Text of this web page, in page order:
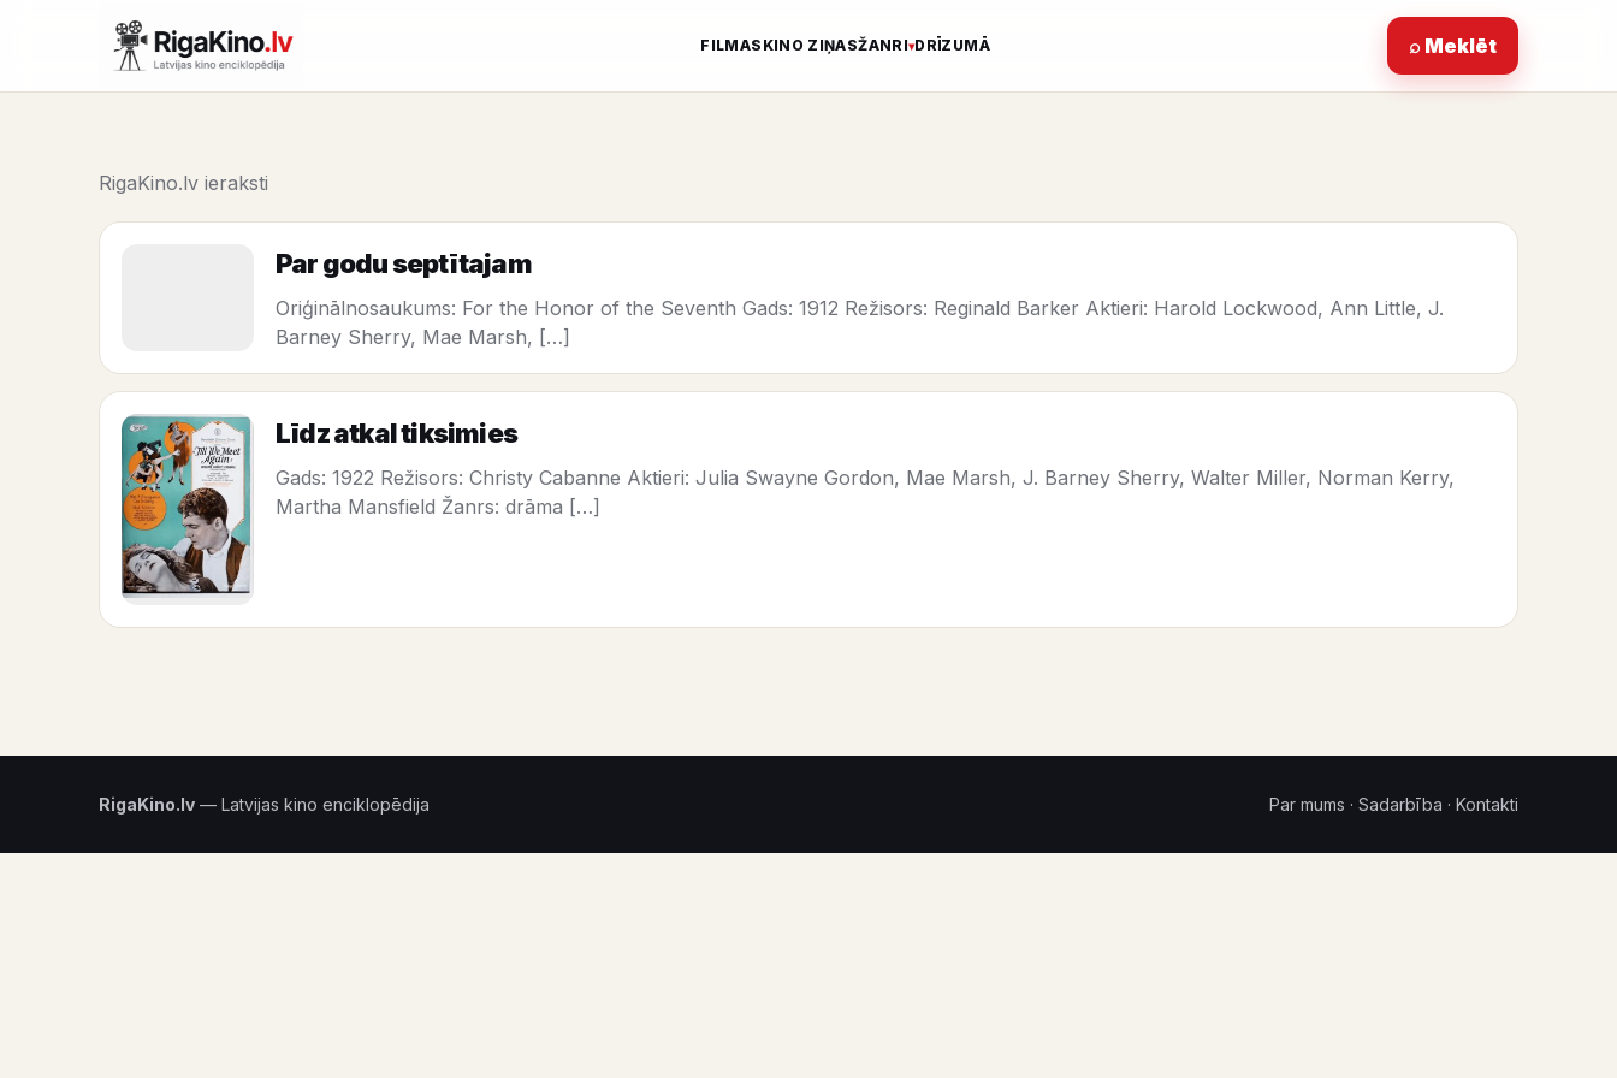
FILMAS KINO ZIŅASŽANRI DRĪZUMĀ ⌕ Meklēt
RigaKino.lv ieraksti
Par godu septītajam
Oriģinālnosaukums: For the Honor of the Seventh Gads: 1912 Režisors: Reginald Barker Aktieri: Harold Lockwood, Ann Little, J.
Barney Sherry, Mae Marsh, […]
Līdz atkal tiksimies
Gads: 1922 Režisors: Christy Cabanne Aktieri: Julia Swayne Gordon, Mae Marsh, J. Barney Sherry, Walter Miller, Norman Kerry,
Martha Mansfield Žanrs: drāma […]
RigaKino.lv — Latvijas kino enciklopēdija Par mums · Sadarbība · Kontakti